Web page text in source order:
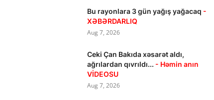
Bu rayonlara 3 gün yağış yağacaq -
XƏBƏRDARLIQ
Aug 7, 2026
Ceki Çan Bakıda xəsarət aldı,
ağrılardan qıvrıldı... - Həmin anın
VİDEOSU
Aug 7, 2026